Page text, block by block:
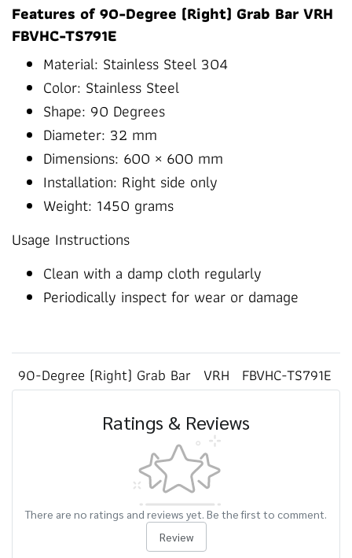
Features of 90-Degree (Right) Grab Bar VRH
FBVHC-TS791E
Material: Stainless Steel 304
Color: Stainless Steel
Shape: 90 Degrees
Diameter: 32 mm
Dimensions: 600 × 600 mm
Installation: Right side only
Weight: 1450 grams
Usage Instructions
Clean with a damp cloth regularly
Periodically inspect for wear or damage
90-Degree (Right) Grab Bar VRH FBVHC-TS791E
Ratings & Reviews
There are no ratings and reviews yet. Be the first to comment.
Review